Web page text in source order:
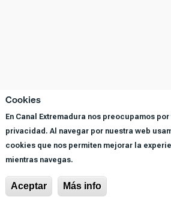
Cookies
En Canal Extremadura nos preocupamos por
privacidad. Al navegar por nuestra web
cookies que nos permiten mejorar la
mientras navegas.
Aceptar Más info